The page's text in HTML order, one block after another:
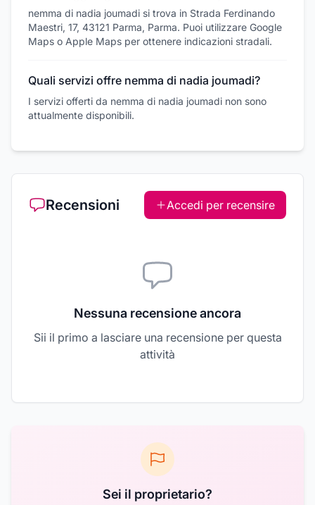
nemma di nadia joumadi si trova in Strada Ferdinando
Maestri, 17, 43121 Parma, Parma. Puoi utilizzare Google
Maps o Apple Maps per ottenere indicazioni stradali.
Quali servizi offre nemma di nadia joumadi?
I servizi offerti da nemma di nadia joumadi non sono
attualmente disponibili.
Recensioni Accedi per recensire
Nessuna recensione ancora
Sii il primo a lasciare una recensione per questa
attività
Sei il proprietario?